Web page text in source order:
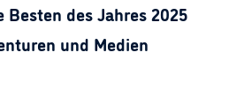
Besten des Jahres 2025
und Medien